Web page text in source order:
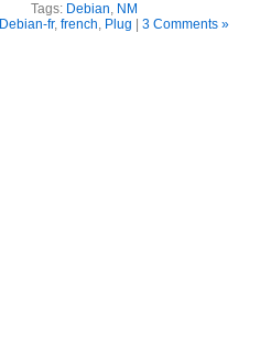
Tags: Debian, NM
Debian-fr, french, Plug 3 Comments »